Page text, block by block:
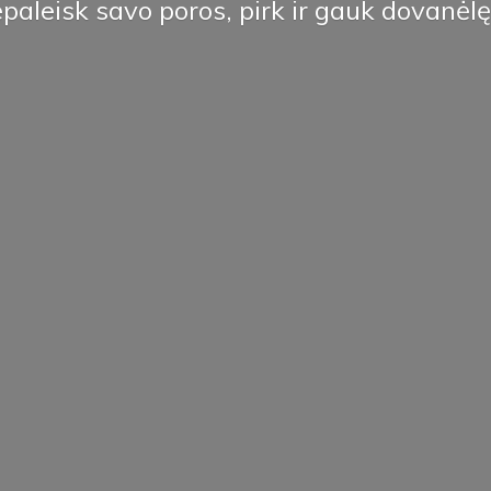
savo poros, pirk ir gauk